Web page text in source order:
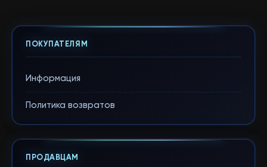
ПОКУПАТЕЛЯМ
Информация
Политика возвратов
ПРОДАВЦАМ